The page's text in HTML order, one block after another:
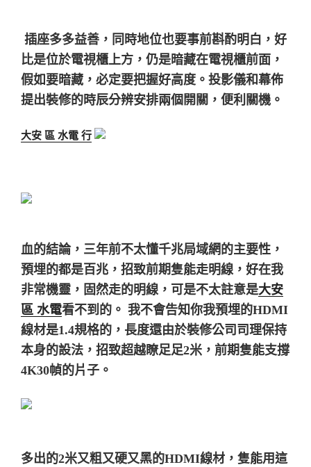
插座多多益善，同時地位也要事前斟酌明白，好
比是位於電視櫃上方，仍是暗藏在電視櫃前面，
假如要暗藏，必定要把握好高度。投影儀和幕佈
提出裝修的時辰分辨安排兩個開關，便利關機。
大安 區 水電 行
血的結論， 三年前不太懂千兆局域網的主要性，
預埋的都是百兆， 招致前期隻能走明線，好在我
非常機靈，固然走的明線，可是不太註意是大安
區 水電看不到的。 我不會告知你我預埋的HDMI
線材是1.4規格的，長度還由於裝修公司司理保持
本身的設法，招致超越瞭足足2米， 前期隻能支撐
4K30幀的片子。
多出的2米又粗又硬又黑的HDMI線材，隻能用這